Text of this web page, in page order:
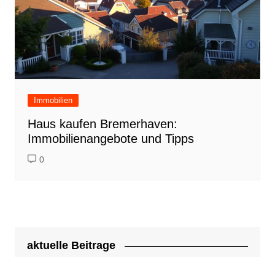
Immobilien
Haus kaufen Bremerhaven:
Immobilienangebote und Tipps
0
aktuelle Beitrage